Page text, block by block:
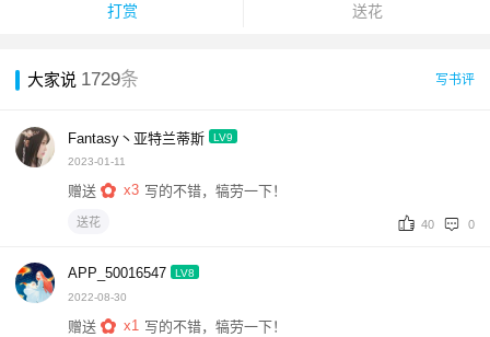
打赏 送花
大家说 1729条 写书评
Fantasy丶亚特兰蒂斯 LV9
2023-01-11
赠送 x3 写的不错，犒劳一下！
40 0
送花
APP_50016547 LV8
2022-08-30
赠送 x1 写的不错，犒劳一下！